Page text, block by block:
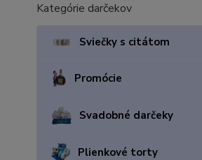
Kategórie darčekov
Sviečky s citátom
Promócie
Svadobné darčeky
Plienkové torty